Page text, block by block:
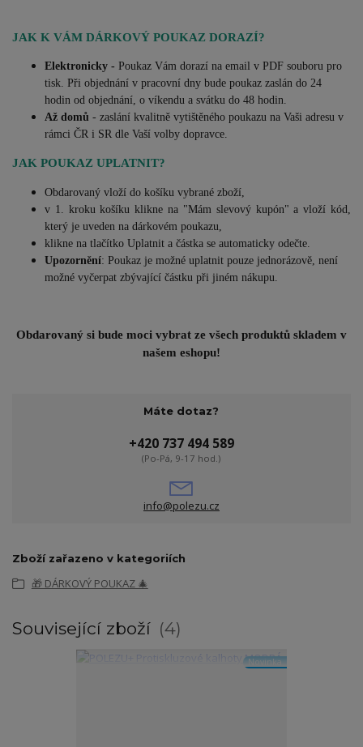
JAK K VÁM DÁRKOVÝ POUKAZ DORAZÍ?
Elektronicky - Poukaz Vám dorazí na email v PDF souboru pro
tisk. Při objednání v pracovní dny bude poukaz zaslán do 24
hodin od objednání, o víkendu a svátku do 48 hodin.
Až domů - zaslání kvalitně vytištěného poukazu na Vaši adresu v
rámci ČR i SR dle Vaší volby dopravce.
JAK POUKAZ UPLATNIT?
Obdarovaný vloží do košíku vybrané zboží,
v 1. kroku košíku klikne na "Mám slevový kupón" a vloží kód,
který je uveden na dárkovém poukazu,
klikne na tlačítko Uplatnit a částka se automaticky odečte.
Upozornění: Poukaz je možné uplatnit pouze jednorázově, není
možné vyčerpat zbývající částku při jiném nákupu.
Obdarovaný si bude moci vybrat ze všech produktů skladem v
našem eshopu!
Máte dotaz?
+420 737 494 589
(Po-Pá, 9-17 hod.)
info@polezu.cz
Zboží zařazeno v kategoriích
🎁 DÁRKOVÝ POUKAZ 🎄
Související zboží 4
Novinka